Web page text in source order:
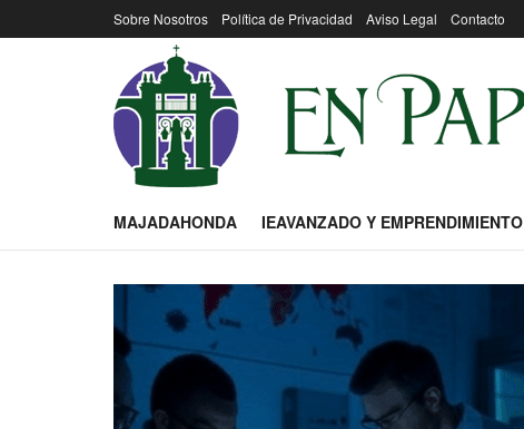
Sobre Nosotros Política de Privacidad Aviso Legal Contacto
MAJADAHONDA IEAVANZADO Y EMPRENDIMIENTO